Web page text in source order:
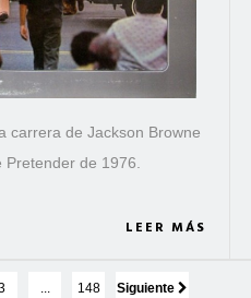
carrera de Jackson Browne
de 1976.
LEER MÁS
... 148 Siguiente